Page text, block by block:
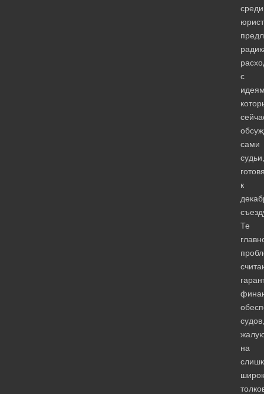
среди
с
сами
судьи,
к
Те
судов,
на